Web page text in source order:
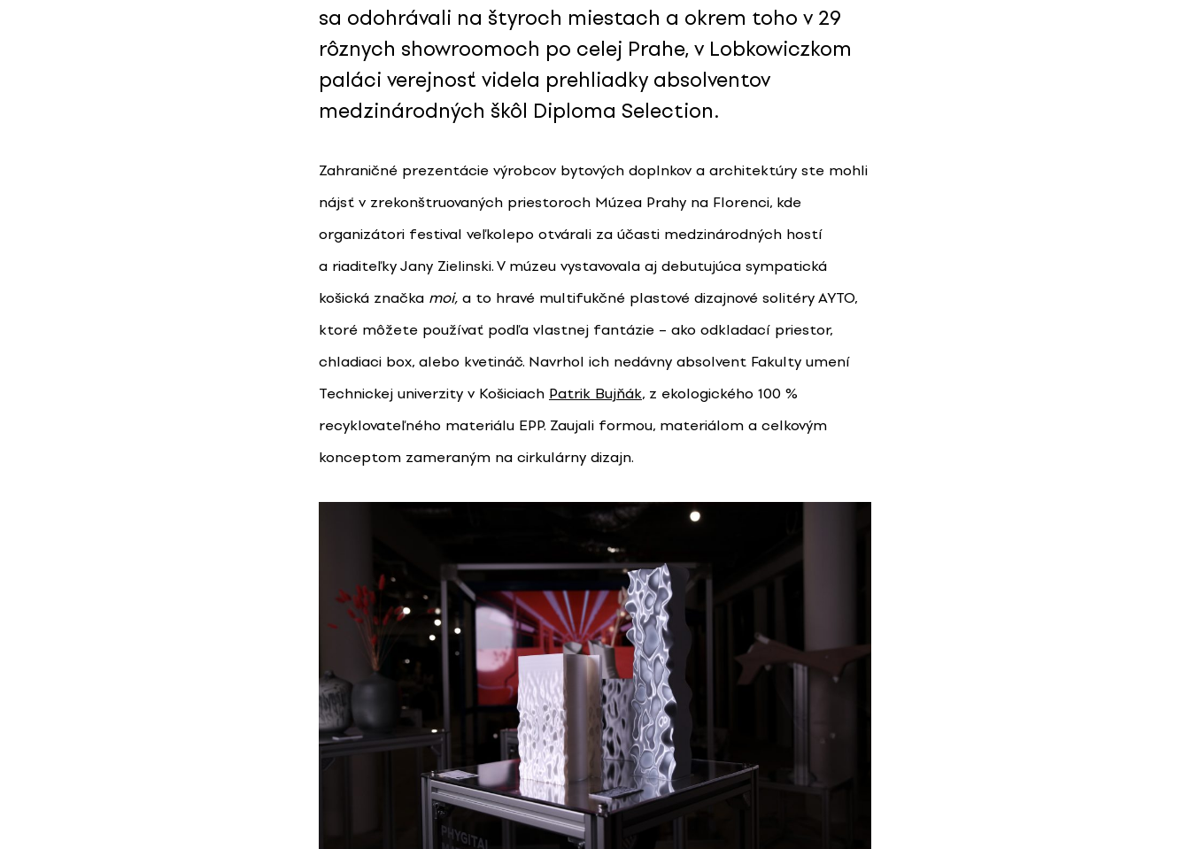
sa odohrávali na štyroch miestach a okrem toho v 29
rôznych showroomoch po celej Prahe, v Lobkowiczkom
paláci verejnosť videla prehliadky absolventov
medzinárodných škôl Diploma Selection.
Zahraničné prezentácie výrobcov bytových doplnkov a architektúry ste mohli
nájsť v zrekonštruovaných priestoroch Múzea Prahy na Florenci, kde
organizátori festival veľkolepo otvárali za účasti medzinárodných hostí
a riaditeľky Jany Zielinski. V múzeu vystavovala aj debutujúca sympatická
košická značka moi,a to hravé multifukčné plastové dizajnové solitéry AYTO,
ktoré môžete používať podľa vlastnej fantázie – ako odkladací priestor,
chladiaci box, alebo kvetináč. Navrhol ich nedávny absolvent Fakulty umení
Technickej univerzity v Košiciach Patrik Bujňák, z ekologického 100 %
recyklovateľného materiálu EPP. Zaujali formou, materiálom a celkovým
konceptom zameraným na cirkulárny dizajn.